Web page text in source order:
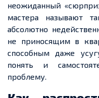
неожиданный
мастера называют
абсолютно
не приносящим в
способным даже
понять и
проблему.